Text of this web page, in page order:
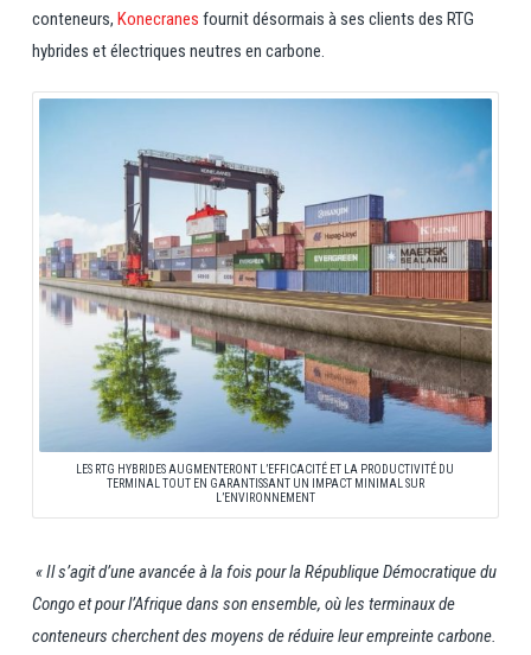
conteneurs, Konecranes fournit désormais à ses clients des RTG
hybrides et électriques neutres en carbone.
LES RTG HYBRIDES AUGMENTERONT L’EFFICACITÉ ET LA PRODUCTIVITÉ DU
TERMINAL TOUT EN GARANTISSANT UN IMPACT MINIMAL SUR
L’ENVIRONNEMENT
« Il s’agit d’une avancée à la fois pour la République Démocratique du
Congo et pour l’Afrique dans son ensemble, où les terminaux de
conteneurs cherchent des moyens de réduire leur empreinte carbone.